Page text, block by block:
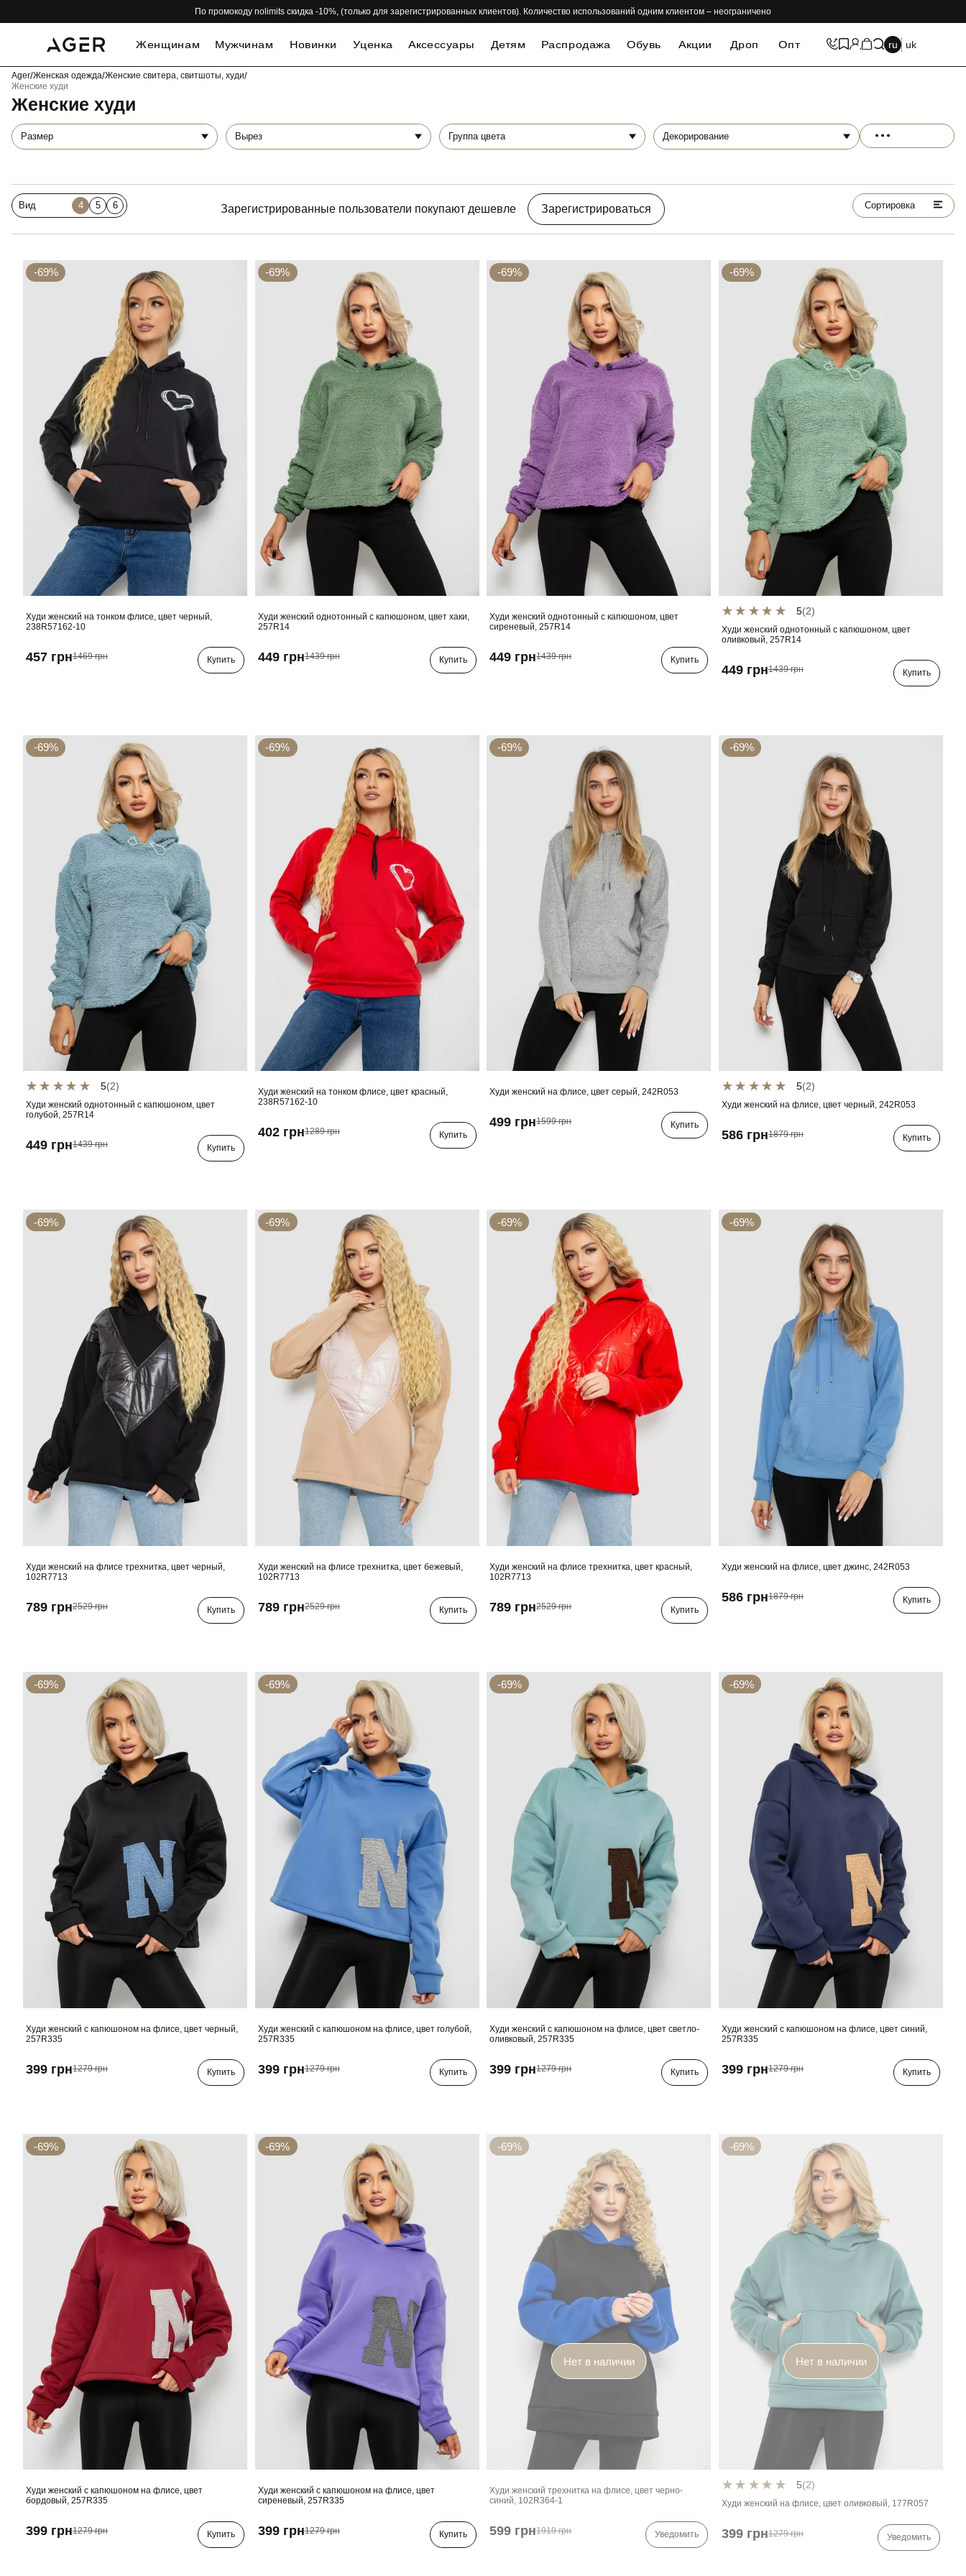
По промокоду nolimits скидка -10%, (только для зарегистрированных клиентов). Количество использований одним клиентом – неограничено
Женщинам Мужчинам Новинки Уценка Аксессуары Детям Распродажа Обувь Акции Дроп Опт ru uk
Ager/Женская одежда/Женские свитера, свитшоты, худи/
Женские худи
Женские худи
Размер Вырез Группа цвета Декорирование
Вид 4 5 6 Зарегистрированные пользователи покупают дешевле Зарегистрироваться Сортировка
-69%
Худи женский на тонком флисе, цвет черный,
238R57162-10
457 грн1469 грн Купить
-69%
Худи женский однотонный с капюшоном, цвет хаки,
257R14
449 грн1439 грн Купить
-69%
Худи женский однотонный с капюшоном, цвет
сиреневый, 257R14
449 грн1439 грн Купить
-69%
5(2)
Худи женский однотонный с капюшоном, цвет
оливковый, 257R14
449 грн1439 грн Купить
-69%
5(2)
Худи женский однотонный с капюшоном, цвет
голубой, 257R14
449 грн1439 грн Купить
-69%
Худи женский на тонком флисе, цвет красный,
238R57162-10
402 грн1289 грн Купить
-69%
Худи женский на флисе, цвет серый, 242R053
499 грн1599 грн Купить
-69%
5(2)
Худи женский на флисе, цвет черный, 242R053
586 грн1879 грн Купить
-69%
Худи женский на флисе трехнитка, цвет черный,
102R7713
789 грн2529 грн Купить
-69%
Худи женский на флисе трехнитка, цвет бежевый,
102R7713
789 грн2529 грн Купить
-69%
Худи женский на флисе трехнитка, цвет красный,
102R7713
789 грн2529 грн Купить
-69%
Худи женский на флисе, цвет джинс, 242R053
586 грн1879 грн Купить
-69%
Худи женский с капюшоном на флисе, цвет черный,
257R335
399 грн1279 грн Купить
-69%
Худи женский с капюшоном на флисе, цвет голубой,
257R335
399 грн1279 грн Купить
-69%
Худи женский с капюшоном на флисе, цвет светло-
оливковый, 257R335
399 грн1279 грн Купить
-69%
Худи женский с капюшоном на флисе, цвет синий,
257R335
399 грн1279 грн Купить
-69%
Худи женский с капюшоном на флисе, цвет
бордовый, 257R335
399 грн1279 грн Купить
-69%
Худи женский с капюшоном на флисе, цвет
сиреневый, 257R335
399 грн1279 грн Купить
-69%
Нет в наличии
Худи женский трехнитка на флисе, цвет черно-
синий, 102R364-1
599 грн1919 грн Уведомить
-69%
Нет в наличии
5(2)
Худи женский на флисе, цвет оливковый, 177R057
399 грн1279 грн Уведомить